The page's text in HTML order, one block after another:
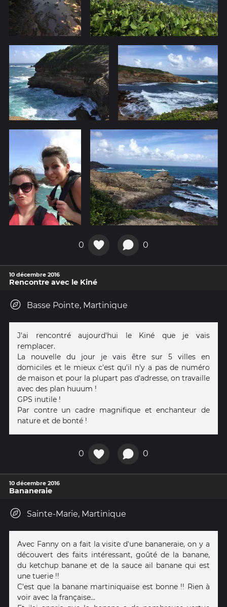
0 0
10 décembre 2016
Rencontre avec le Kiné
Basse Pointe, Martinique
J'ai rencontré aujourd'hui le Kiné que je vais
remplacer.
La nouvelle du jour je vais être sur 5 villes en
domiciles et le mieux c'est qu'il n'y a pas de numéro
de maison et pour la plupart pas d'adresse, on travaille
avec des plan huuum !
GPS inutile !
Par contre un cadre magnifique et enchanteur de
nature et de bonté !
0 0
10 décembre 2016
Bananeraie
Sainte-Marie, Martinique
Avec Fanny on a fait la visite d'une bananeraie, on y a
découvert des faits intéressant, goûté de la banane,
du ketchup banane et de la sauce ail banane qui est
une tuerie !!
C'est que la banane martiniquaise est bonne !! Rien à
voir avec la française...